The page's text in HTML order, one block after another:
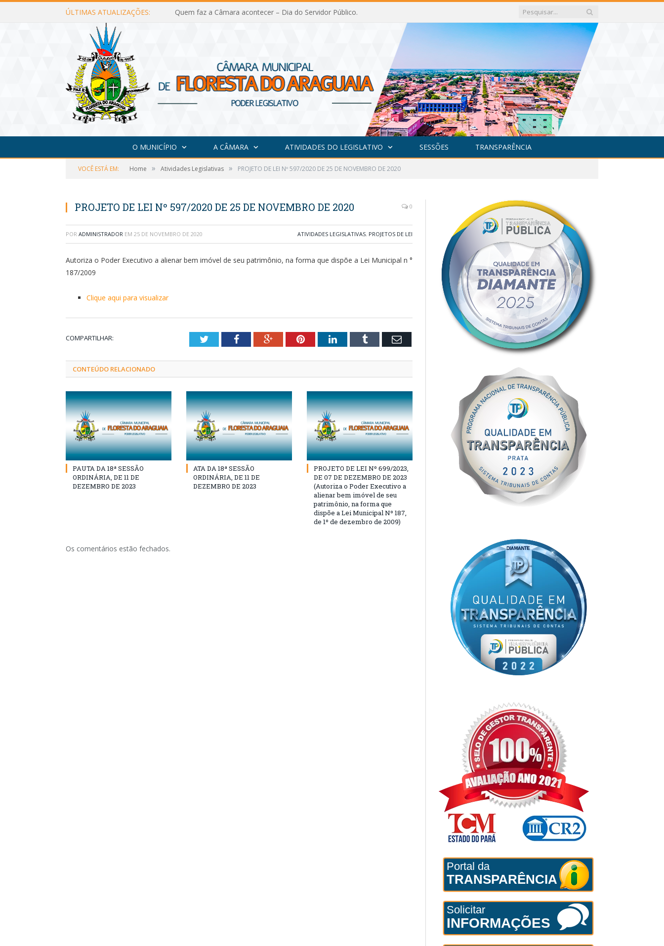
ÚLTIMAS ATUALIZAÇÕES: Quem faz a Câmara acontecer – Dia do Servidor Público.
O MUNICÍPIO A CÂMARA ATIVIDADES DO LEGISLATIVO SESSÕES TRANSPARÊNCIA
VOCÊ ESTÁ EM: Home » Atividades Legislativas » PROJETO DE LEI Nº 597/2020 DE 25 DE NOVEMBRO DE 2020
PROJETO DE LEI Nº 597/2020 DE 25 DE NOVEMBRO DE 2020 0
POR ADMINISTRADOR EM 25 DE NOVEMBRO DE 2020 ATIVIDADES LEGISLATIVAS, PROJETOS DE LEI
Autoriza o Poder Executivo a alienar bem imóvel de seu patrimônio, na forma que dispõe a Lei Municipal n °
187/2009
Clique aqui para visualizar
COMPARTILHAR: TwitterFacebookGoogle+PinterestLinkedInTumblr Email
CONTEÚDO RELACIONADO
PAUTA DA 18ª SESSÃO
ORDINÁRIA, DE 11 DE
DEZEMBRO DE 2023
ATA DA 18ª SESSÃO
ORDINÁRIA, DE 11 DE
DEZEMBRO DE 2023
PROJETO DE LEI Nº 699/2023,
DE 07 DE DEZEMBRO DE 2023
(Autoriza o Poder Executivo a
alienar bem imóvel de seu
patrimônio, na forma que
dispõe a Lei Municipal Nº 187,
de 1º de dezembro de 2009)
Os comentários estão fechados.
Portal da
TRANSPARÊNCIA
Solicitar
INFORMAÇÕES